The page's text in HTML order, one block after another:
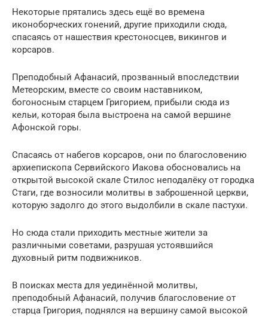
Некоторые прятались здесь ещё во времена
иконоборческих гонений, другие приходили сюда,
спасаясь от нашествия крестоносцев, викингов и
корсаров.
Преподобный Афанасий, прозванный впоследствии
Метеорским, вместе со своим наставником,
богоносным старцем Григорием, прибыли сюда из
кельи, которая была выстроена на самой вершине
Афонской горы.
Спасаясь от набегов корсаров, они по благословению
архиепископа Сервийского Иакова обосновались на
открытой высокой скале Стилос неподалёку от городка
Стаги, где возносили молитвы в заброшенной церкви,
которую задолго до этого выдолбили в скале пастухи.
Но сюда стали приходить местные жители за
различными советами, разрушая устоявшийся
духовный ритм подвижников.
В поисках места для уединённой молитвы,
преподобный Афанасий, получив благословение от
старца Григория, поднялся на вершину самой высокой